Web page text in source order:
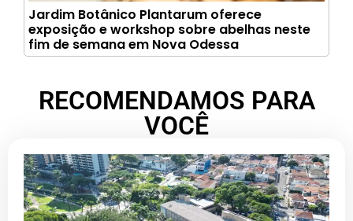
Jardim Botânico Plantarum oferece
exposição e workshop sobre abelhas neste
fim de semana em Nova Odessa
RECOMENDAMOS PARA
VOCÊ